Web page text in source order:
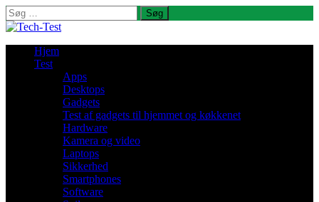
Søg
efter:
Hjem
Test
Apps
Desktops
Gadgets
Test af gadgets til hjemmet og køkkenet
Hardware
Kamera og video
Laptops
Sikkerhed
Smartphones
Software